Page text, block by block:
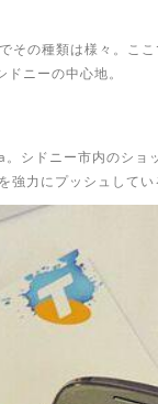
その種類は様々。こ
ニーの中心地。
シドニー市内のシ
強力にプッシュして